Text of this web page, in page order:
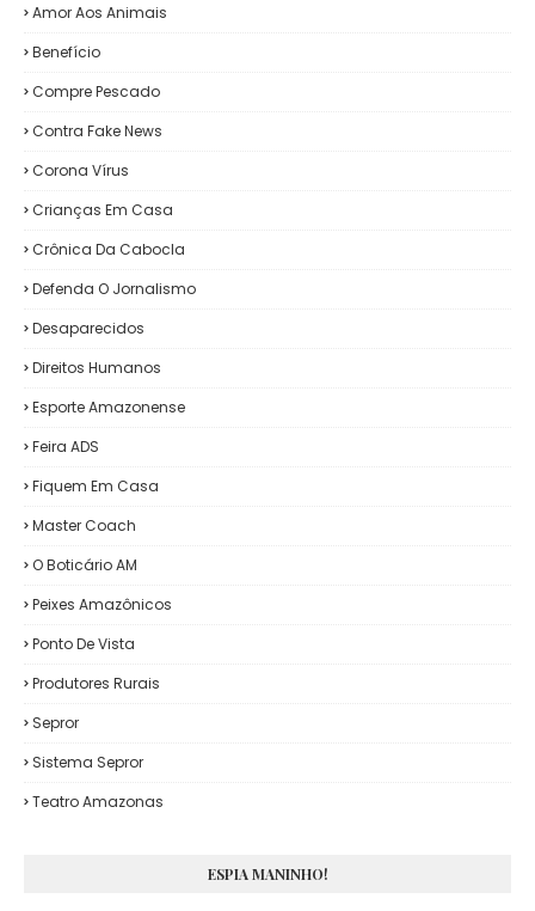
Amor Aos Animais
Benefício
Compre Pescado
Contra Fake News
Corona Vírus
Crianças Em Casa
Crônica Da Cabocla
Defenda O Jornalismo
Desaparecidos
Direitos Humanos
Esporte Amazonense
Feira ADS
Fiquem Em Casa
Master Coach
O Boticário AM
Peixes Amazônicos
Ponto De Vista
Produtores Rurais
Sepror
Sistema Sepror
Teatro Amazonas
ESPIA MANINHO!